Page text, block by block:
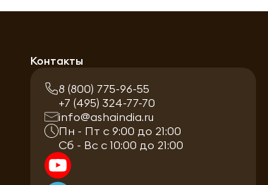
Контакты
8 (800) 775-96-55
+7 (495) 324-77-70
info@ashaindia.ru
Пн - Пт с 9:00 до 21:00
Сб - Вс с 10:00 до 21:00